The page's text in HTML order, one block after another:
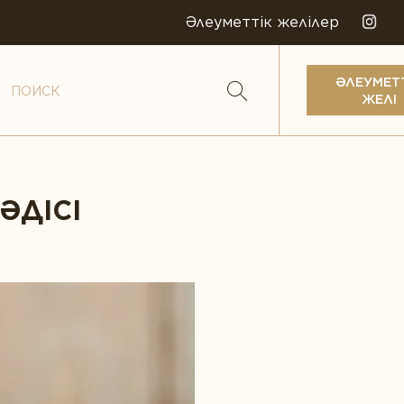
Әлеуметтік желілер
ЖЕЛІ